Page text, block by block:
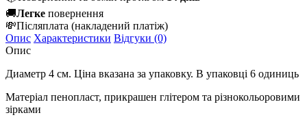
🚚Легке повернення
💸Післяплата (накладений платіж)
Опис Характеристики Відгуки (0)
Опис
Диаметр 4 см. Ціна вказана за упаковку. В упаковці 6 одиниць
Матеріал пенопласт, прикрашен глітером та різнокольоровими
зірками